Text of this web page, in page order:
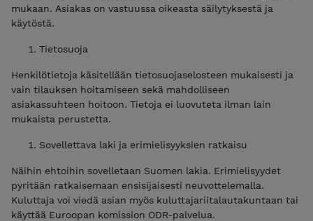
mukaan. Asiakas on vastuussa oikeasta säilytyksestä ja
käytöstä.
Tietosuoja
Henkilötietoja käsitellään tietosuojaselosteen mukaisesti ja
vain tilauksen hoitamiseen sekä mahdolliseen
asiakassuhteen hoitoon. Tietoja ei luovuteta ilman lain
mukaista perustetta.
Sovellettava laki ja erimielisyyksien ratkaisu
Näihin ehtoihin sovelletaan Suomen lakia. Erimielisyydet
pyritään ratkaisemaan ensisijaisesti neuvottelemalla.
Kuluttaja voi viedä asian myös kuluttajariitalautakuntaan tai
käyttää Euroopan komission ODR-palvelua.